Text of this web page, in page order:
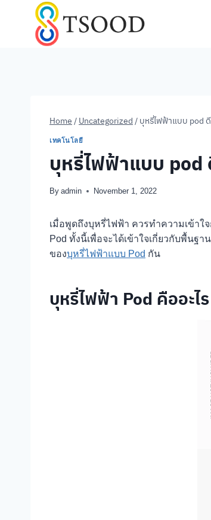
Home / Uncategorized / บุหรี่ไฟฟ้าแบบ pod
เทคโนโลยี
บุหรี่ไฟฟ้าแบบ pod
By admin November 1, 2022
เมื่อพูดถึงบุหรี่ไฟฟ้า ควรทำความเข้าใ
Pod ทั้งนี้เพื่อจะได้เข้าใจเกี่ยวกับพื้นฐ
ของบุหรี่ไฟฟ้าแบบ Pod กัน
บุหรี่ไฟฟ้า Pod คืออะไร